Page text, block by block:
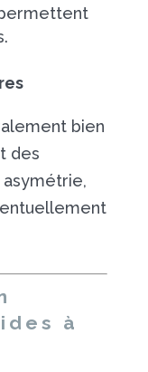
bien
des
à